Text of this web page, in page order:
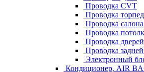
Проводка CVT
Проводка
Проводка салона
Проводка
Проводка дверей
Проводка
Электронный
Кондиционер, AIR